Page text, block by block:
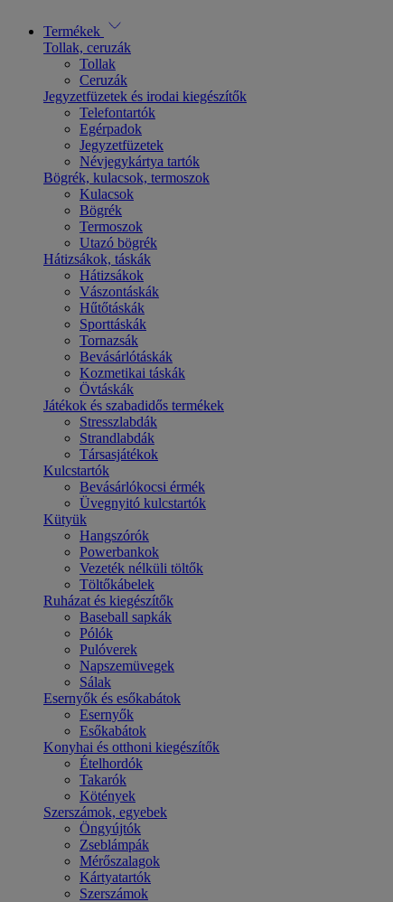
Termékek
Tollak, ceruzák
Tollak
Ceruzák
Jegyzetfüzetek és irodai kiegészítők
Telefontartók
Egérpadok
Jegyzetfüzetek
Névjegykártya tartók
Bögrék, kulacsok, termoszok
Kulacsok
Bögrék
Termoszok
Utazó bögrék
Hátizsákok, táskák
Hátizsákok
Vászontáskák
Hűtőtáskák
Sporttáskák
Tornazsák
Bevásárlótáskák
Kozmetikai táskák
Övtáskák
Játékok és szabadidős termékek
Stresszlabdák
Strandlabdák
Társasjátékok
Kulcstartók
Bevásárlókocsi érmék
Üvegnyitó kulcstartók
Kütyük
Hangszórók
Powerbankok
Vezeték nélküli töltők
Töltőkábelek
Ruházat és kiegészítők
Baseball sapkák
Pólók
Pulóverek
Napszemüvegek
Sálak
Esernyők és esőkabátok
Esernyők
Esőkabátok
Konyhai és otthoni kiegészítők
Ételhordók
Takarók
Kötények
Szerszámok, egyebek
Öngyújtók
Zseblámpák
Mérőszalagok
Kártyatartók
Szerszámok